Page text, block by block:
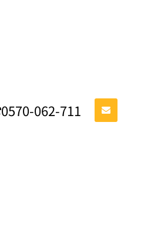
0570-062-711